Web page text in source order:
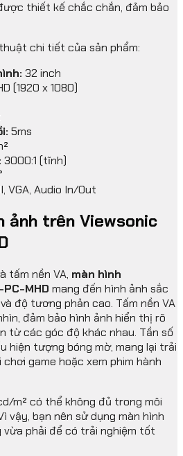
thiết kế chắc chắn, đảm bảo
chi tiết của sản phẩm:
32 inch
(1920 x 1080)
5ms
3000:1 (tĩnh)
VGA, Audio In/Out
ảnh trên Viewsonic
tấm nền VA, màn hình
MHD mang đến hình ảnh sắc
độ tương phản cao. Tấm nền VA
đảm bảo hình ảnh hiển thị rõ
từ các góc độ khác nhau. Tần số
hiện tượng bóng mờ, mang lại trải
game hoặc xem phim hành
m² có thể không đủ trong môi
vậy, bạn nên sử dụng màn hình
vừa phải để có trải nghiệm tốt